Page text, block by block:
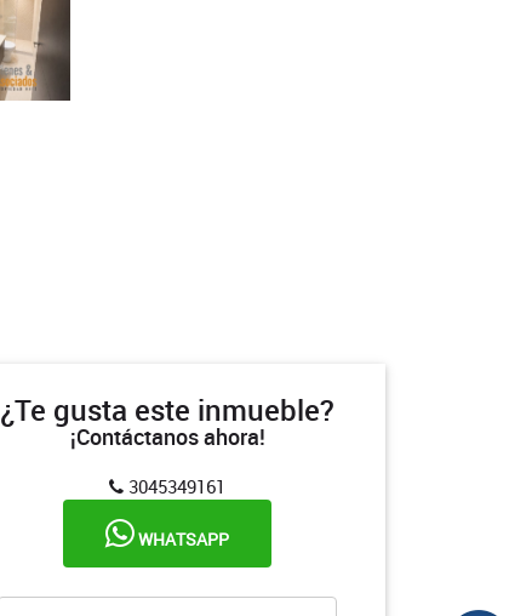
¿Te gusta este inmueble?
¡Contáctanos ahora!
3045349161
WHATSAPP